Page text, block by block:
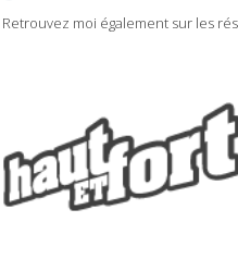
Retrouvez moi également sur les